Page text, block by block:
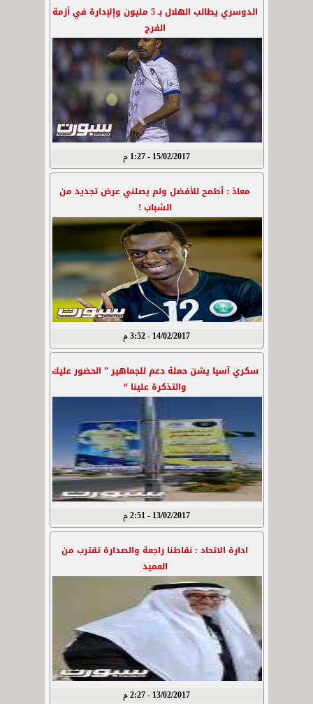
الدوسري يطالب الهلال بـ 5 مليون وإلإدارة في أزمة
الفرج
15/02/2017 - 1:27 م
معاذ : أطمح للأفضل ولم يصلني عرض تجديد من
الشباب !
14/02/2017 - 3:52 م
سكري آسيا يشن حملة دعم للجماهير ” الحضور عليك
والتذكرة علينا “
13/02/2017 - 2:51 م
ادارة الاتحاد : نقاطنا راجعة والصدارة تقترب من
العميد
13/02/2017 - 2:27 م